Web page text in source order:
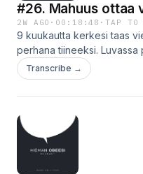
#26. Mahuus ottaa
2W AGO · 00:18:48 ·TAP TO
9 kuukautta kerkesi taas
perhana tiineeksi. Luvassa
jauhantaa. Katsotaan jos
hieman@obeesi.fi
Transcribe →